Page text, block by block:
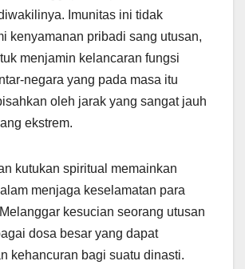
Imunitas ini tidak
kenyamanan pribadi sang utusan,
menjamin kelancaran fungsi
negara yang pada masa itu
oleh jarak yang sangat jauh
ekstrem.
kutukan spiritual memainkan
menjaga keselamatan para
kesucian seorang utusan
dosa besar yang dapat
kehancuran bagi suatu dinasti.